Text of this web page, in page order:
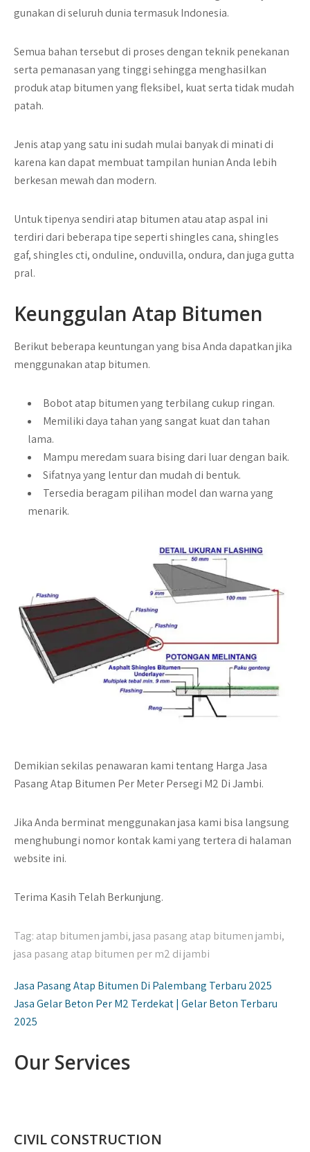
gunakan di seluruh dunia termasuk Indonesia.
Semua bahan tersebut di proses dengan teknik penekanan
serta pemanasan yang tinggi sehingga menghasilkan
produk atap bitumen yang fleksibel, kuat serta tidak mudah
patah.
Jenis atap yang satu ini sudah mulai banyak di minati di
karena kan dapat membuat tampilan hunian Anda lebih
berkesan mewah dan modern.
Untuk tipenya sendiri atap bitumen atau atap aspal ini
terdiri dari beberapa tipe seperti shingles cana, shingles
gaf, shingles cti, onduline, onduvilla, ondura, dan juga gutta
pral.
Keunggulan Atap Bitumen
Berikut beberapa keuntungan yang bisa Anda dapatkan jika
menggunakan atap bitumen.
Bobot atap bitumen yang terbilang cukup ringan.
Memiliki daya tahan yang sangat kuat dan tahan
lama.
Mampu meredam suara bising dari luar dengan baik.
Sifatnya yang lentur dan mudah di bentuk.
Tersedia beragam pilihan model dan warna yang
menarik.
Demikian sekilas penawaran kami tentang Harga Jasa
Pasang Atap Bitumen Per Meter Persegi M2 Di Jambi.
Jika Anda berminat menggunakan jasa kami bisa langsung
menghubungi nomor kontak kami yang tertera di halaman
website ini.
Terima Kasih Telah Berkunjung.
Tag: atap bitumen jambi,jasa pasang atap bitumen jambi,
jasa pasang atap bitumen per m2 di jambi
Navigasi
pos
Jasa Pasang Atap Bitumen Di Palembang Terbaru 2025
Jasa Gelar Beton Per M2 Terdekat | Gelar Beton Terbaru
2025
Our Services
CIVIL CONSTRUCTION